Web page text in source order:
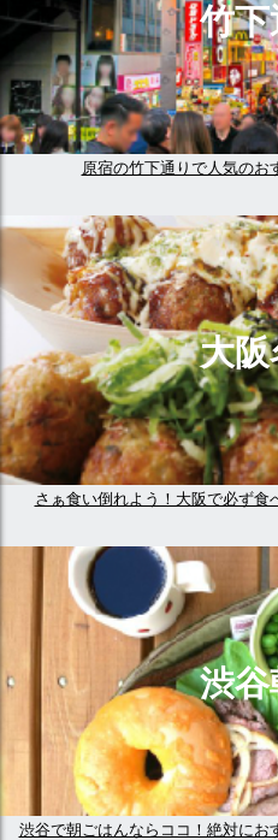
竹下
原宿の竹下通りで人気のお
大阪
さぁ食い倒れよう！大阪で必ず食
渋谷
渋谷で朝ごはんならココ！絶対にお